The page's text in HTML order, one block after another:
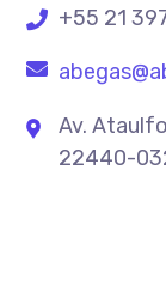
+55 21
Av.
22440-